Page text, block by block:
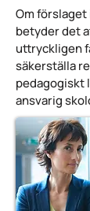
Om förslaget
betyder det
uttryckligen
säkerställa
pedagogiskt
ansvarig